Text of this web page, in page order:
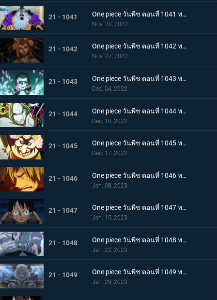
21 - 1041 One piece วันพีช ตอนที่ 1041 พากย์ไทย ยอดศึกตัดสินสัตว์ประหลาด! ยามาโตะกับแฟรงกี้
Nov. 20, 2022
21 - 1042 One piece วันพีช ตอนที่ 1042 พากย์ไทย กับดักของผู้ล่า การยั่วยวนของแบล็คมาเรีย
Nov. 27, 2022
21 - 1043 One piece วันพีช ตอนที่ 1043 พากย์ไทย สะบั้นฝันร้าย บรู๊คดึงดาบน้ำแข็งออกจากฝัก
Dec. 04, 2022
21 - 1044 One piece วันพีช ตอนที่ 1044 พากย์ไทย คลัตช์ โรบินสวมอวตารปีศาจ
Dec. 10, 2022
21 - 1045 One piece วันพีช ตอนที่ 1045 พากย์ไทย คำสาป ภัยร้ายคืบคลานหาคิดกับโซโล
Dec. 17, 2022
21 - 1046 One piece วันพีช ตอนที่ 1046 พากย์ไทย เดิมพันใหญ่จะหัวหรือก้อย ปีกคู่ออกโรง
Jan. 08, 2023
21 - 1047 One piece วันพีช ตอนที่ 1047 พากย์ไทย จงปีนขึ้นไปสู้รุ่งอรุณ! มังกรสีชมพูอาละวาด
Jan. 15, 2023
21 - 1048 One piece วันพีช ตอนที่ 1048 พากย์ไทย ไปสู่อนาคต! คำสาบานของยามาโตะกับสุดยอดนักดาบ
Jan. 22, 2023
21 - 1049 One piece วันพีช ตอนที่ 1049 พากย์ไทย ลูฟี่โบยบิน! ล้างแค้นร้อยอสูร
Jan. 29, 2023